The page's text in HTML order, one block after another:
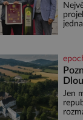
od 157
se –
Jen